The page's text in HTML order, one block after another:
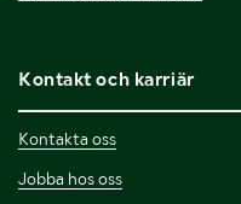
Kontakt och karriär
Kontakta oss
Jobba hos oss